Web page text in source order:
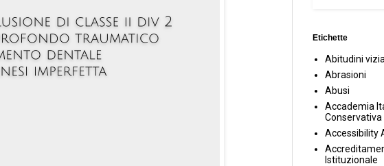
Etichette
Abitudini
Abrasioni
Abusi
Accademia
Conservativa
Accessibility
Istituzionale